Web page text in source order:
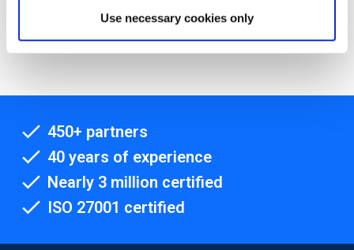
Use necessary cookies only
EXIN SIAM™ Foundation based on the
Scopism SIAM BoK V3
450+ partners
40 years of experience
Nearly 3 million certified
ISO 27001 certified